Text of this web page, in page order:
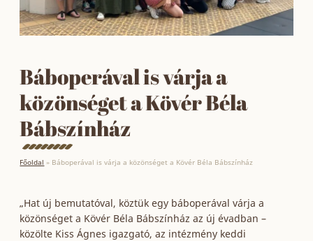
Báboperával is várja a
közönséget a Kövér Béla
Bábszínház
Főoldal » Báboperával is várja a közönséget a Kövér Béla Bábszínház
„Hat új bemutatóval, köztük egy báboperával várja a
közönséget a Kövér Béla Bábszínház az új évadban –
közölte Kiss Ágnes igazgató, az intézmény keddi